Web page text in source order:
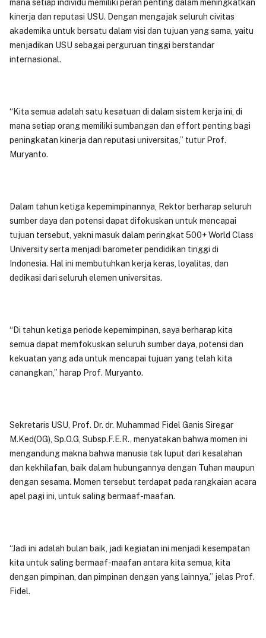
mana setiap individu memiliki peran penting dalam meningkatkan
kinerja dan reputasi USU. Dengan mengajak seluruh civitas
akademika untuk bersatu dalam visi dan tujuan yang sama, yaitu
menjadikan USU sebagai perguruan tinggi berstandar
internasional.
“Kita semua adalah satu kesatuan di dalam sistem kerja ini, di
mana setiap orang memiliki sumbangan dan effort penting bagi
peningkatan kinerja dan reputasi universitas,” tutur Prof.
Muryanto.
Dalam tahun ketiga kepemimpinannya, Rektor berharap seluruh
sumber daya dan potensi dapat difokuskan untuk mencapai
tujuan tersebut, yakni masuk dalam peringkat 500+ World Class
University serta menjadi barometer pendidikan tinggi di
Indonesia. Hal ini membutuhkan kerja keras, loyalitas, dan
dedikasi dari seluruh elemen universitas.
“Di tahun ketiga periode kepemimpinan, saya berharap kita
semua dapat memfokuskan seluruh sumber daya, potensi dan
kekuatan yang ada untuk mencapai tujuan yang telah kita
canangkan,” harap Prof. Muryanto.
Sekretaris USU, Prof. Dr. dr. Muhammad Fidel Ganis Siregar
M.Ked(OG), Sp.O.G, Subsp.F.E.R., menyatakan bahwa momen ini
mengandung makna bahwa manusia tak luput dari kesalahan
dan kekhilafan, baik dalam hubungannya dengan Tuhan maupun
dengan sesama. Momen tersebut terdapat pada rangkaian acara
apel pagi ini, untuk saling bermaaf-maafan.
“Jadi ini adalah bulan baik, jadi kegiatan ini menjadi kesempatan
kita untuk saling bermaaf-maafan antara kita semua, kita
dengan pimpinan, dan pimpinan dengan yang lainnya,” jelas Prof.
Fidel.